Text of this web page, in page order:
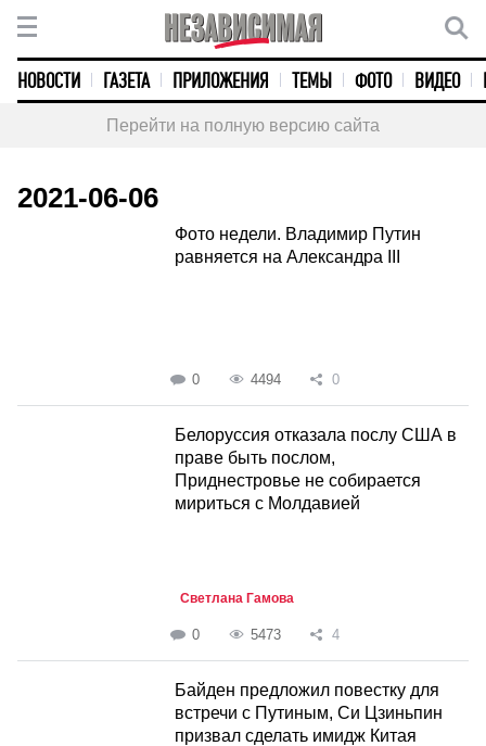
НОВОСТИ ГАЗЕТА ПРИЛОЖЕНИЯ ТЕМЫ ФОТО ВИДЕО
Перейти на полную версию сайта
2021-06-06
Фото недели. Владимир Путин
равняется на Александра III
0 4494 0
Белоруссия отказала послу США в
праве быть послом,
Приднестровье не собирается
мириться с Молдавией
Светлана Гамова
0 5473 4
Байден предложил повестку для
встречи с Путиным, Си Цзиньпин
призвал сделать имидж Китая